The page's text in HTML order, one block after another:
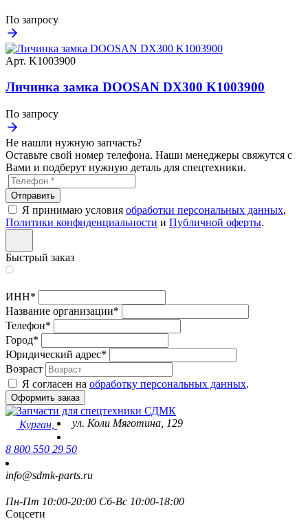
По запросу
Арт. K1003900
Личинка замка DOOSAN DX300 K1003900
По запросу
Не нашли нужную запчасть?
Оставьте свой номер телефона. Наши менеджеры свяжутся с
Вами и подберут нужную деталь для спецтехники.
Я принимаю условия обработки персональных данных,
Политики конфиденциальности и Публичной оферты.
Быстрый заказ
ИНН*
Название организации*
Телефон*
Город*
Юридический адрес*
Возраст
Я согласен на обработку персональных данных.
Курган, ул. Коли Мяготина, 129
8 800 550 29 50
info@sdmk-parts.ru
Пн-Пт 10:00-20:00 Сб-Вс 10:00-18:00
Соцсети